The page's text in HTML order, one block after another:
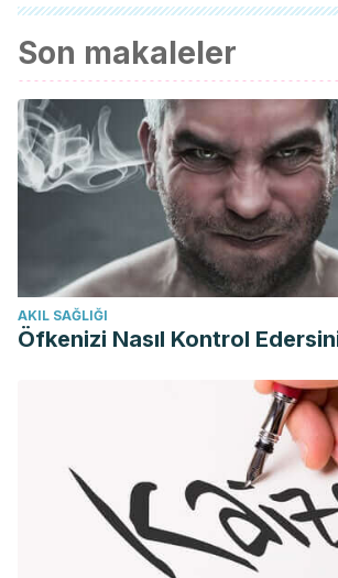
Son makaleler
AKIL SAĞLIĞI
Öfkenizi Nasıl Kontrol